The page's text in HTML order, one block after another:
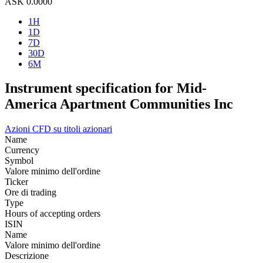
1H
1D
7D
30D
6M
Instrument specification for Mid-
America Apartment Communities Inc
Azioni CFD su titoli azionari
Name
Currency
Symbol
Valore minimo dell'ordine
Ticker
Ore di trading
Type
Hours of accepting orders
ISIN
Name
Valore minimo dell'ordine
Descrizione